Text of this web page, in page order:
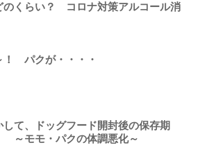
のくらい？ コロナ対策アルコール消
！ パクが・・・・
して、ドッグフード開封後の保存期
～モモ・パクの体調悪化～